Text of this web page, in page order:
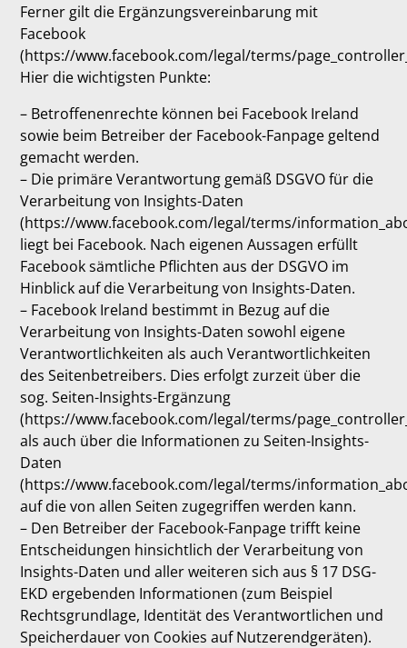
Ferner gilt die Ergänzungsvereinbarung mit
Facebook
(https://www.facebook.com/legal/terms/
Hier die wichtigsten Punkte:
– Betroffenenrechte können bei Facebook Ireland
sowie beim Betreiber der Facebook-Fanpage geltend
gemacht werden.
– Die primäre Verantwortung gemäß DSGVO für die
Verarbeitung von Insights-Daten
(https://www.facebook.com/legal/terms/
liegt bei Facebook. Nach eigenen Aussagen erfüllt
Facebook sämtliche Pflichten aus der DSGVO im
Hinblick auf die Verarbeitung von Insights-Daten.
– Facebook Ireland bestimmt in Bezug auf die
Verarbeitung von Insights-Daten sowohl eigene
Verantwortlichkeiten als auch Verantwortlichkeiten
des Seitenbetreibers. Dies erfolgt zurzeit über die
sog. Seiten-Insights-Ergänzung
(https://www.facebook.com/legal/terms/
als auch über die Informationen zu Seiten-Insights-
Daten
(https://www.facebook.com/legal/terms/
auf die von allen Seiten zugegriffen werden kann.
– Den Betreiber der Facebook-Fanpage trifft keine
Entscheidungen hinsichtlich der Verarbeitung von
Insights-Daten und aller weiteren sich aus § 17 DSG-
EKD ergebenden Informationen (zum Beispiel
Rechtsgrundlage, Identität des Verantwortlichen und
Speicherdauer von Cookies auf Nutzerendgeräten).